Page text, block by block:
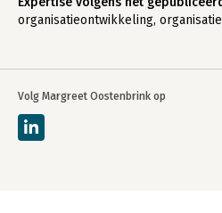
Volg Margreet Oostenbrink op
organisatieontwikkeling,